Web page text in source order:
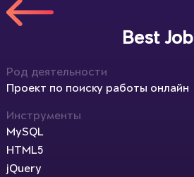
Best Job
Род деятельности
Проект по поиску работы онлайн
Инструменты
MySQL
HTML5
jQuery